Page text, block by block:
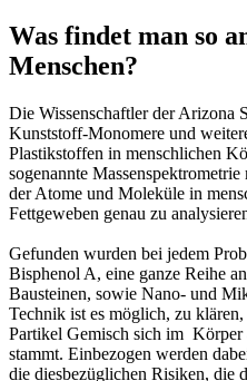
Was findet man so
Menschen?
Die Wissenschaftler der Arizona
Kunststoff-Monomere und
Plastikstoffen in menschlichen
sogenannte
der Atome und Moleküle in
Fettgeweben genau zu
Gefunden wurden bei jedem
Bisphenol A, eine ganze Reihe
Bausteinen, sowie Nano- und
Technik ist es möglich, zu
Partikel Gemisch sich im Körper
stammt. Einbezogen werden
die diesbezüglichen Risiken, die